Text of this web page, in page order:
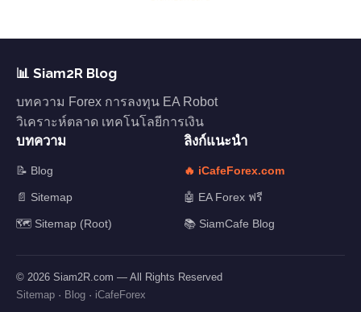
📊 Siam2R Blog
บทความ Forex การลงทุน EA Robot
วิเคราะห์ตลาด เทคโนโลยีการเงิน
บทความ
📝 Blog
📄 Sitemap
🗺️ Sitemap (Root)
ลิงก์แนะนำ
🔥 iCafeForex.com
🤖 EA Forex ฟรี
📚 SiamCafe Blog
© 2026 Siam2R.com — All Rights Reserved
Sitemap · Blog · iCafeForex